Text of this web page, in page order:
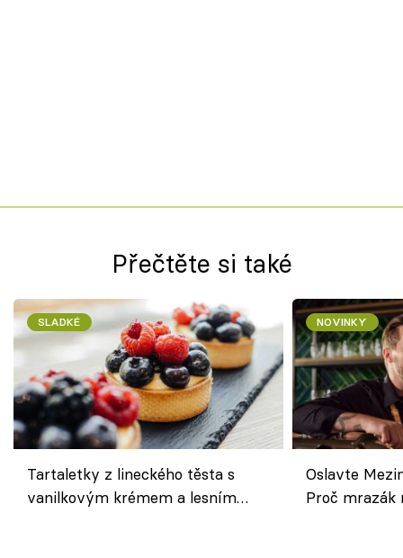
Přečtěte si také
SLADKÉ
Tartaletky z lineckého těsta s
vanilkovým krémem a lesním
NOVINKY
Oslavte
Proč